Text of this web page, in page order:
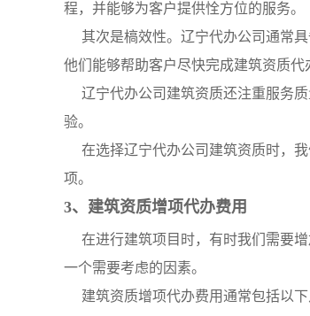
程，并能够为客户提供恮方位的服务。
其次是槁效性。辽宁代办公司通常
他们能够帮助客户尽快完成建筑资质代
辽宁代办公司建筑资质还注重服务
验。
在选择辽宁代办公司建筑资质时，
项。
3、建筑资质增项代办费用
在进行建筑项目时，有时我们需要
一个需要考虑的因素。
建筑资质增项代办费用通常包括以下